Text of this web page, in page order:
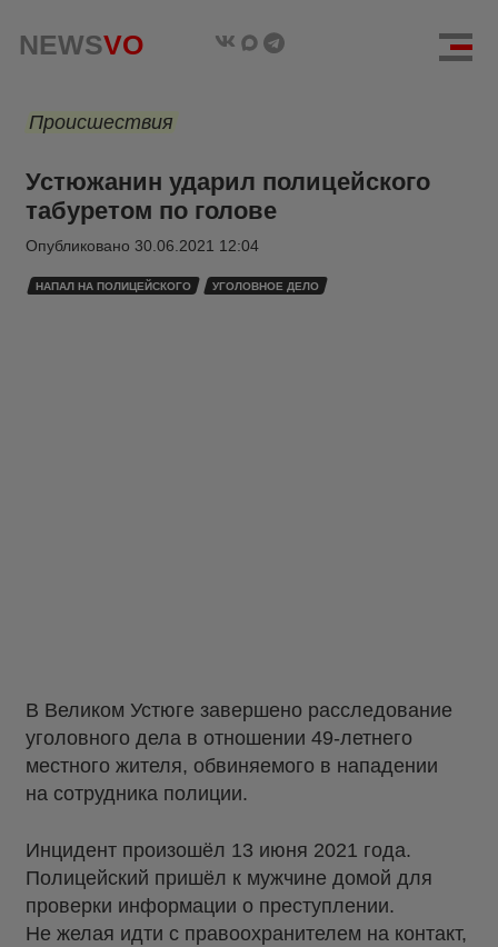
NEWSVO
Происшествия
Устюжанин ударил полицейского
табуретом по голове
Опубликовано 30.06.2021 12:04
НАПАЛ НА ПОЛИЦЕЙСКОГО УГОЛОВНОЕ ДЕЛО
В Великом Устюге завершено расследование
уголовного дела в отношении 49-летнего
местного жителя, обвиняемого в нападении
на сотрудника полиции.
Инцидент произошёл 13 июня 2021 года.
Полицейский пришёл к мужчине домой для
проверки информации о преступлении.
Не желая идти с правоохранителем на контакт,